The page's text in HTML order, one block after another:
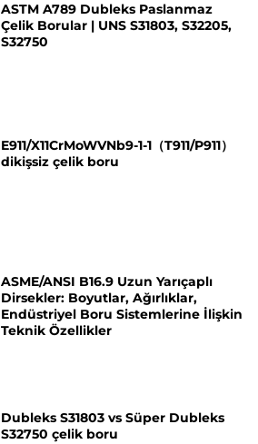
ASTM A789 Dubleks Paslanmaz
Çelik Borular | UNS S31803, S32205,
S32750
E911/X11CrMoWVNb9-1-1（T911/P911）
dikişsiz çelik boru
ASME/ANSI B16.9 Uzun Yarıçaplı
Dirsekler: Boyutlar, Ağırlıklar,
Endüstriyel Boru Sistemlerine İlişkin
Teknik Özellikler
Dubleks S31803 vs Süper Dubleks
S32750 çelik boru